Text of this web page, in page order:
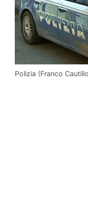
Polizia (Franco